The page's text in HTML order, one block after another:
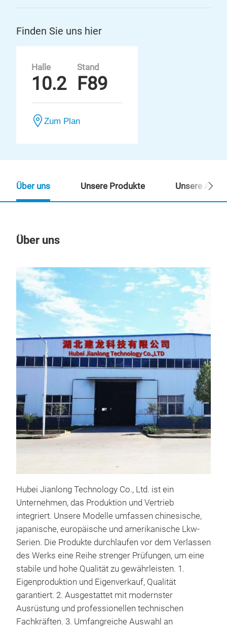
Finden Sie uns hier
Halle
10.2
Stand
F89
Zum Plan
Über uns
Hubei Jianlong Technology Co., Ltd. ist ein
Unternehmen, das Produktion und Vertrieb
integriert. Unsere Modelle umfassen chinesische,
japanische, europäische und amerikanische Lkw-
Serien. Die Produkte durchlaufen vor dem Verlassen
des Werks eine Reihe strenger Prüfungen, um eine
stabile und hohe Qualität zu gewährleisten. 1.
Eigenproduktion und Eigenverkauf, Qualität
garantiert. 2. Ausgestattet mit modernster
Ausrüstung und professionellen technischen
Fachkräften. 3. Umfangreiche Auswahl an
Über uns Unsere Produkte Unsere